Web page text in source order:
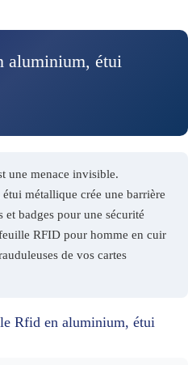
aluminium, étui
une menace invisible.
métallique crée une barrière
et badges pour une sécurité
RFID pour homme en cuir
de vos cartes
Rfid en aluminium, étui